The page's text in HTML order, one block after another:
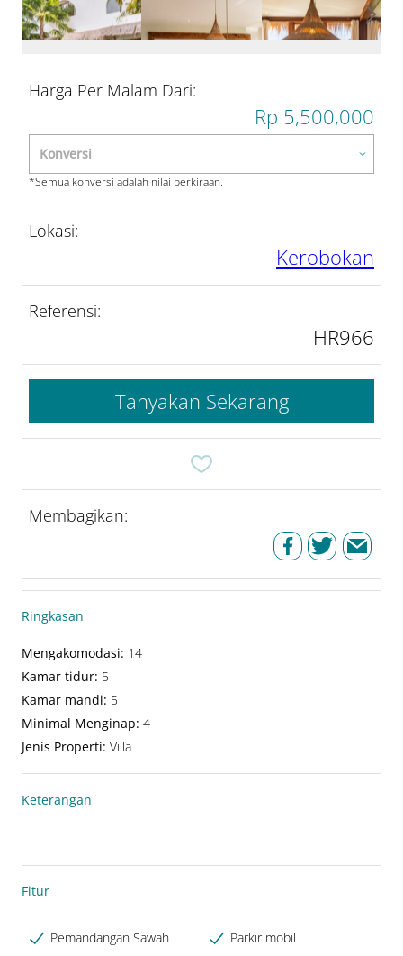
Harga Per Malam Dari:
Rp 5,500,000
*Semua konversi adalah nilai perkiraan.
Lokasi:
Kerobokan
Referensi:
HR966
Tanyakan Sekarang
Membagikan:
Ringkasan
Mengakomodasi: 14
Kamar tidur: 5
Kamar mandi: 5
Minimal Menginap: 4
Jenis Properti: Villa
Keterangan
Fitur
Pemandangan Sawah Parkir mobil